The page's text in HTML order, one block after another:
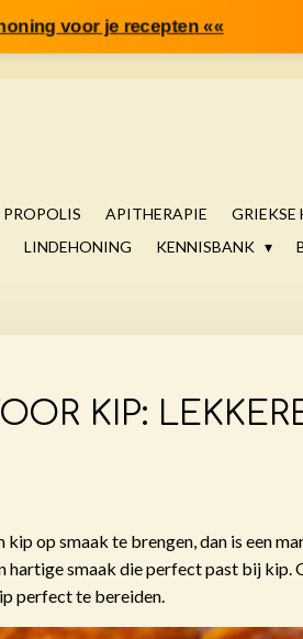
voor je recepten ««
PROPOLIS APITHERAPIE GRIEKSE
LINDEHONING KENNISBANK
KIP:
op smaak te brengen, dan is een
hartige smaak die perfect past bij kip.
perfect te bereiden.